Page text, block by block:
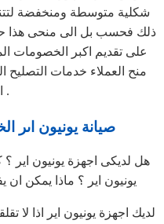
شكلية متوسطة ومنخفضة
ذلك فحسب بل الى منحى هذا
على تقديم اكبر الخصومات
منح العملاء خدمات التصليح
الدورية .
صيانة يونيون اىر
يونيون اير ؟ ماذا يمكن ان
لديك اجهزة يونيون اير اذا لا